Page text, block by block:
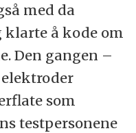
med da
klarte å kode om
Den gangen –
elektroder
som
testpersonene